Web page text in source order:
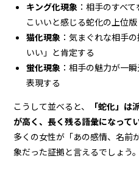
キング化現象 ：相手のすべ
こいいと感じる蛇化の上位版
猫化現象 ：気まぐれな相手
いい」と肯定する
蛍化現象 ：相手の魅力が一
表現する
こうして並べると、
「蛇化」
が高く、長く残る語彙になって
多くの女性が「あの感情、名前
象だった証拠と言えるでしょう。